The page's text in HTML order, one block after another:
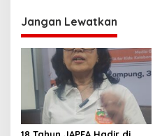
a
s
o
s
Jangan Lewatkan